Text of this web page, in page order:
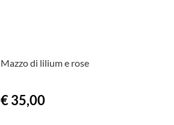
Mazzo di lilium e rose
€ 35,00